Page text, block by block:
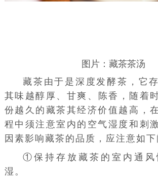
图片：藏茶茶汤
藏茶由于是深度发酵茶，它
其味越醇厚 、甘爽、陈香，随着
份越久的藏茶其经济价值越高，
程中须注意室内的空气湿度和刺
因素影响藏茶的品质，应注意如下
①保持存放藏茶的室内通风
湿。